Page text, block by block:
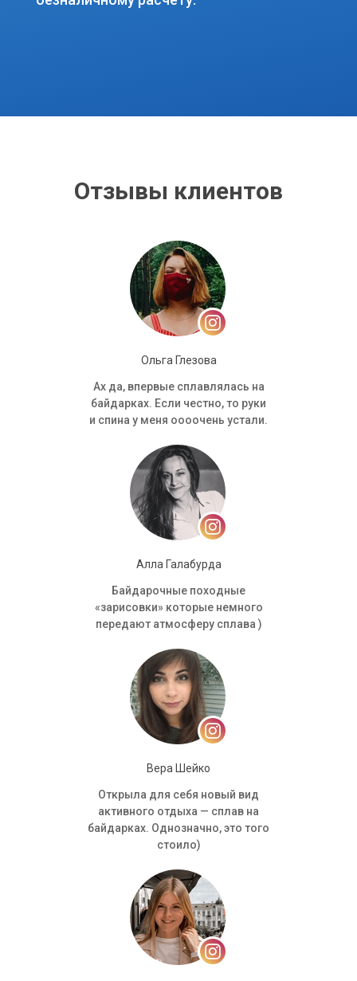
Отзывы клиентов
Ольга Глезова
Ах да, впервые сплавлялась на
байдарках. Если честно, то руки
и спина у меня оооочень устали.
Алла Галабурда
Байдарочные походные
«зарисовки» которые немного
передают атмосферу сплава )
Вера Шейко
Открыла для себя новый вид
активного отдыха — сплав на
байдарках. Однозначно, это того
стоило)